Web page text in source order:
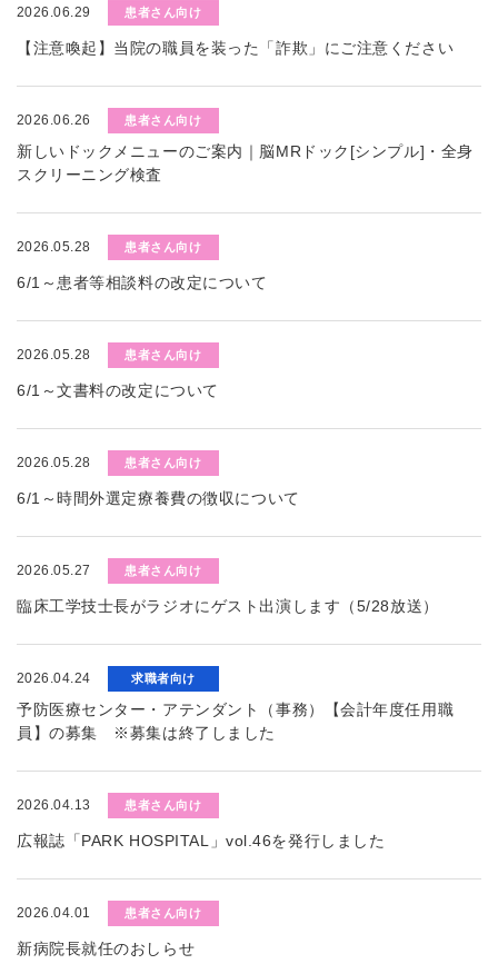
2026.06.29 患者さん向け
【注意喚起】当院の職員を装った「詐欺」にご注意ください
2026.06.26 患者さん向け
新しいドックメニューのご案内｜脳MRドック[シンプル]・全身
スクリーニング検査
2026.05.28 患者さん向け
6/1～患者等相談料の改定について
2026.05.28 患者さん向け
6/1～文書料の改定について
2026.05.28 患者さん向け
6/1～時間外選定療養費の徴収について
2026.05.27 患者さん向け
臨床工学技士長がラジオにゲスト出演します（5/28放送）
2026.04.24 求職者向け
予防医療センター・アテンダント（事務）【会計年度任用職
員】の募集 ※募集は終了しました
2026.04.13 患者さん向け
広報誌「PARK HOSPITAL」vol.46を発行しました
2026.04.01 患者さん向け
新病院長就任のおしらせ